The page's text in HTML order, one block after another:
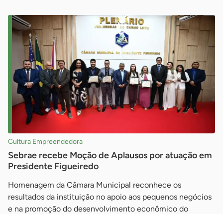
Cultura Empreendedora
Sebrae recebe Moção de Aplausos por atuação em
Presidente Figueiredo
Homenagem da Câmara Municipal reconhece os
resultados da instituição no apoio aos pequenos negócios
e na promoção do desenvolvimento econômico do